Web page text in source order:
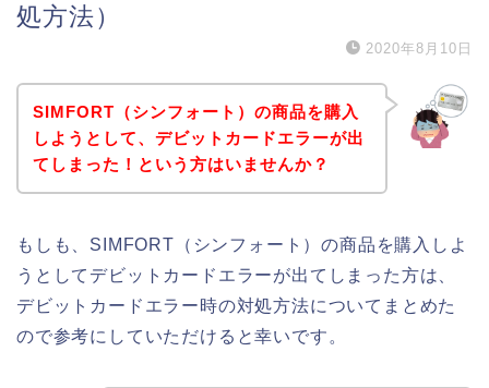
処方法）
2020年8月10日
SIMFORT（シンフォート）の商品を購入
しようとして、デビットカードエラーが出
てしまった！という方はいませんか？
もしも、SIMFORT（シンフォート）の商品を購入しよ
うとしてデビットカードエラーが出てしまった方は、
デビットカードエラー時の対処方法についてまとめた
ので参考にしていただけると幸いです。